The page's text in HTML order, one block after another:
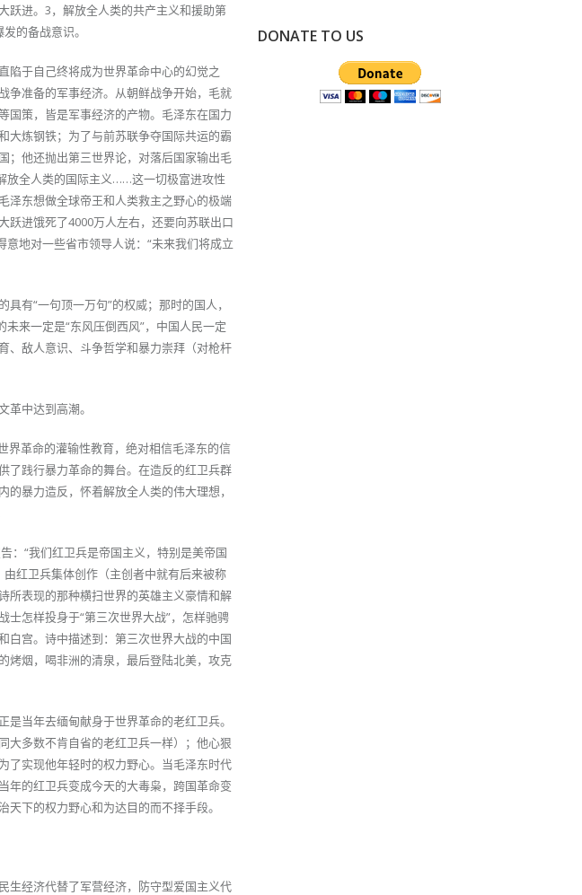
跃进。3，解放全人类的共产主义和援助第
的备战意识。
陷于自己终将成为世界革命中心的幻觉之
争准备的军事经济。从朝鲜战争开始，毛就
国策，皆是军事经济的产物。毛泽东在国力
大炼钢铁；为了与前苏联争夺国际共运的霸
；他还抛出第三世界论，对落后国家输出毛
放全人类的国际主义……这一切极富进攻性
泽东想做全球帝王和人类救主之野心的极端
跃进饿死了4000万人左右，还要向苏联出口
地对一些省市领导人说：“未来我们将成立
有“一句顶一万句”的权威；那时的国人，
来一定是“东风压倒西风”，中国人民一定
、敌人意识、斗争哲学和暴力崇拜（对枪杆
中达到高潮。
界革命的灌输性教育，绝对相信毛泽东的信
了践行暴力革命的舞台。在造反的红卫兵群
暴力造反，怀着解放全人类的伟大理想，
：“我们红卫兵是帝国主义，特别是美帝国
红卫兵集体创作（主创者中就有后来被称
所表现的那种横扫世界的英雄主义豪情和解
怎样投身于“第三次世界大战”，怎样驰骋
宫。诗中描述到：第三次世界大战的中国
烤烟，喝非洲的清泉，最后登陆北美，攻克
当年去缅甸献身于世界革命的老红卫兵。
大多数不肯自省的老红卫兵一样）；他心狠
了实现他年轻时的权力野心。当毛泽东时代
年的红卫兵变成今天的大毒枭，跨国革命变
下的权力野心和为达目的而不择手段。
生经济代替了军营经济，防守型爱国主义代
DONATE TO US